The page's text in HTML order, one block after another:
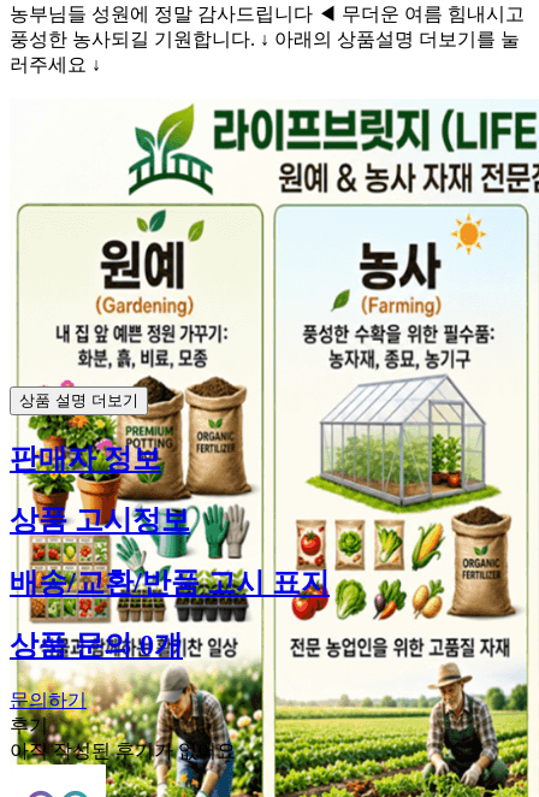
농부님들 성원에 정말 감사드립니다 ◀ 무더운 여름 힘내시고
풍성한 농사되길 기원합니다. ↓ 아래의 상품설명 더보기를 눌
러주세요 ↓
상품 설명 더보기
판매자 정보
상품 고시정보
배송/교환/반품 고시 표지
상품 문의 0개
문의하기
후기
아직 작성된 후기가 없어요